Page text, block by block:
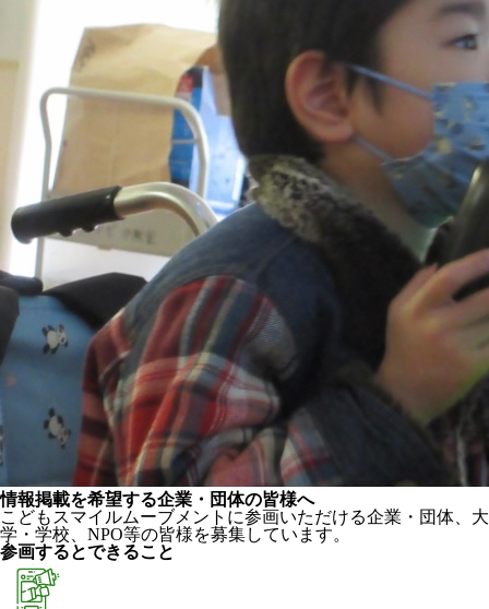
情報掲載を希望する企業・団体の皆様へ
こどもスマイルムーブメントに参画いただける企業・団体、大
学・学校、NPO等の皆様を募集しています。
参画するとできること